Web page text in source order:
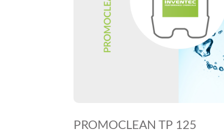
PROMOCLEAN TP 125